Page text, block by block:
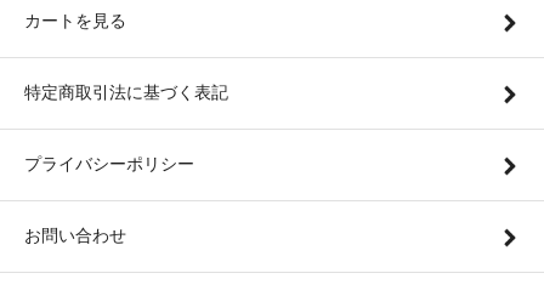
カートを見る
特定商取引法に基づく表記
プライバシーポリシー
お問い合わせ